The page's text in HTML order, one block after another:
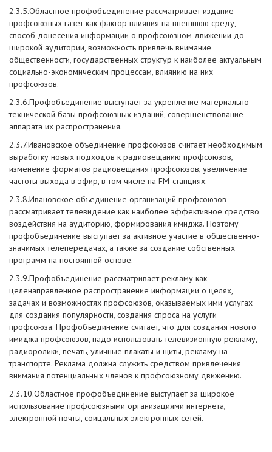
2.3.5.Областное профобъединение рассматривает издание
профсоюзных газет как фактор влияния на внешнюю среду,
способ донесения информации о профсоюзном движении до
широкой аудитории, возможность привлечь внимание
общественности, государственных структур к наиболее актуальным
социально-экономическим процессам, влиянию на них
профсоюзов.
2.3.6.Профобъединение выступает за укрепление материально-
технической базы профсоюзных изданий, совершенствование
аппарата их распространения.
2.3.7.Ивановское объединение профсоюзов считает необходимым
выработку новых подходов к радиовещанию профсоюзов,
изменение форматов радиовещания профсоюзов, увеличение
частоты выхода в эфир, в том числе на FM-станциях.
2.3.8.Ивановское объединение организаций профсоюзов
рассматривает телевидение как наиболее эффективное средство
воздействия на аудиторию, формирования имиджа. Поэтому
профобъединение выступает за активное участие в общественно-
значимых телепередачах, а также за создание собственных
программ на постоянной основе.
2.3.9.Профобъединение рассматривает рекламу как
целенаправленное распространение информации о целях,
задачах и возможностях профсоюзов, оказываемых ими услугах
для создания популярности, создания спроса на услуги
профсоюза. Профобъединение считает, что для создания нового
имиджа профсоюзов, надо использовать телевизионную рекламу,
радиоролики, печать, уличные плакаты и щиты, рекламу на
транспорте. Реклама должна служить средством привлечения
внимания потенциальных членов к профсоюзному движению.
2.3.10.Областное профобъединение выступает за широкое
использование профсоюзными организациями интернета,
электронной почты, соицальных электронных сетей.